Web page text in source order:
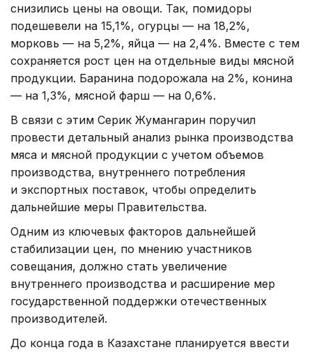
снизились цены на овощи. Так, помидоры
подешевели на 15,1%, огурцы — на 18,2%,
морковь — на 5,2%, яйца — на 2,4%. Вместе с тем
сохраняется рост цен на отдельные виды мясной
продукции. Баранина подорожала на 2%, конина
— на 1,3%, мясной фарш — на 0,6%.
В связи с этим Серик Жумангарин поручил
провести детальный анализ рынка производства
мяса и мясной продукции с учетом объемов
производства, внутреннего потребления
и экспортных поставок, чтобы определить
дальнейшие меры Правительства.
Одним из ключевых факторов дальнейшей
стабилизации цен, по мнению участников
совещания, должно стать увеличение
внутреннего производства и расширение мер
государственной поддержки отечественных
производителей.
До конца года в Казахстане планируется ввести